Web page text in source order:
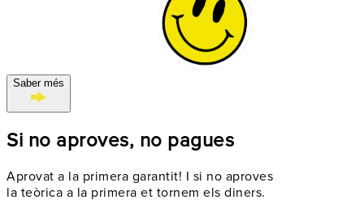
Saber més
Si no aproves, no pagues
Aprovat a la primera garantit! I si no aproves
la teòrica a la primera et tornem els diners.